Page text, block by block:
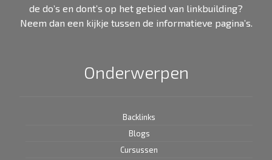
de do’s en dont’s op het gebied van linkbuilding?
Neem dan een kijkje tussen de informatieve pagina’s.
Onderwerpen
Backlinks
Blogs
Cursussen